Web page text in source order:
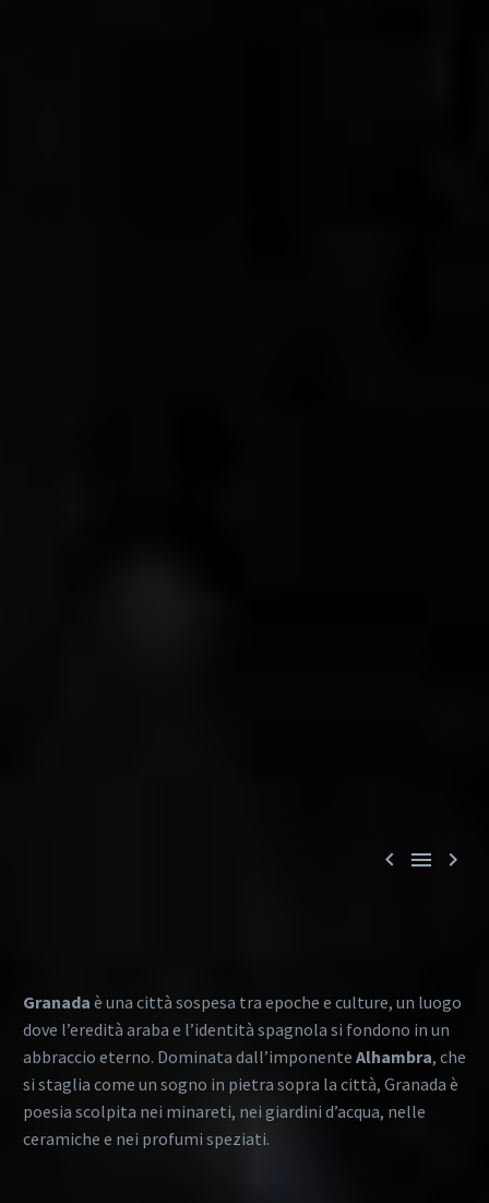
  
Granada è una città sospesa tra epoche e culture, un luogo
dove l’eredità araba e l’identità spagnola si fondono in un
abbraccio eterno. Dominata dall’imponente Alhambra, che
si staglia come un sogno in pietra sopra la città, Granada è
poesia scolpita nei minareti, nei giardini d’acqua, nelle
ceramiche e nei profumi speziati.